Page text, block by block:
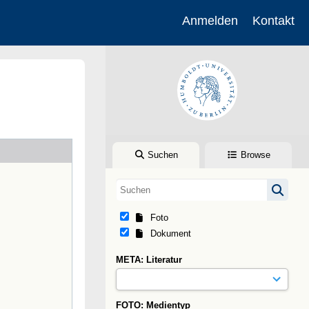
Anmelden Kontakt
Suchen Browse
Foto
Dokument
META: Literatur
FOTO: Medientyp